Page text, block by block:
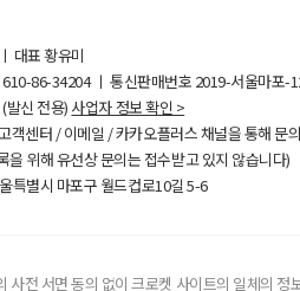
대표 황유미
610-86-34204ㅣ 통신판매번호 2019-서울마포-
신 전용) 사업자 정보 확인 >
객센터 / 이메일 / 카카오플러스 채널을 통해 문
을 위해 유선상 문의는 접수받고 있지 않습니다)
특별시 마포구 월드컵로10길5-6
사전 서면 동의 없이 크로켓 사이트의 일체의